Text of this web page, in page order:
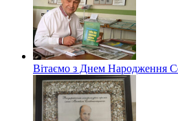
Вітаємо з Днем Народження